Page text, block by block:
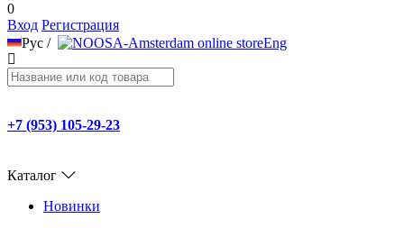
0
Вход Регистрация
Рус / Eng
+7 (953) 105-29-23
Каталог
Новинки